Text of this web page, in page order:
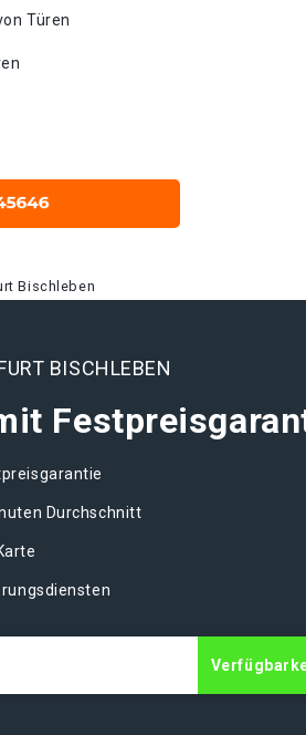
Türen
Bischleben
BISCHLEBEN
Durchschnitt